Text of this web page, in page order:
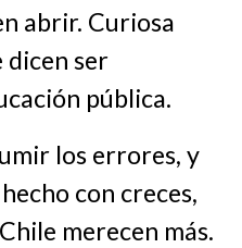
abrir. Curiosa
dicen ser
pública.
los errores, y
con creces,
merecen más.